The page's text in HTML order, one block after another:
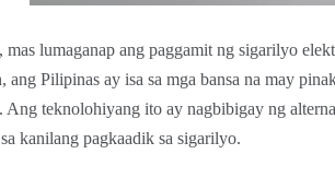
mas lumaganap ang paggamit ng sigarilyo
ang Pilipinas ay isa sa mga bansa na may
Ang teknolohiyang ito ay nagbibigay ng
kanilang pagkaadik sa sigarilyo.